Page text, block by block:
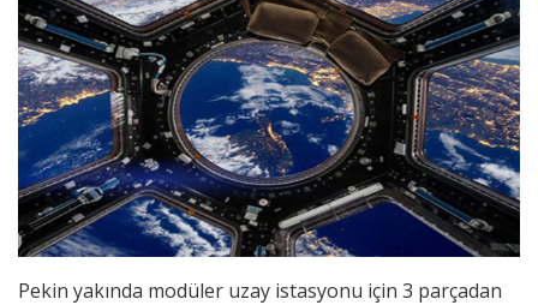
Pekin yakında modüler uzay istasyonu için 3 parçadan